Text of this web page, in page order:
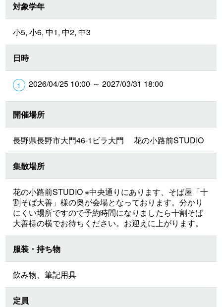
対象学年
小5, 小6, 中1, 中2, 中3
日時
2026/04/25 10:00 ～ 2027/03/31 18:00
開催場所
長野県長野市大門46-1ビラ大門 花の小路前STUDIO
集散場所
花の小路前STUDIO ※中央通りにあります、そば屋「十
割そば大善」様の奥が会場となっております。分かり
にくい場所ですので予約時間になりましたら十割そば
大善様の横でお待ちください。お迎えに上がります。
服装・持ち物
飲み物、筆記用具
定員